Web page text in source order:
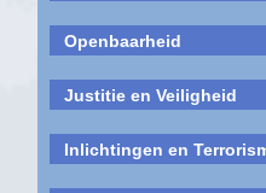
Openbaarheid
Justitie en Veiligheid
Inlichtingen en